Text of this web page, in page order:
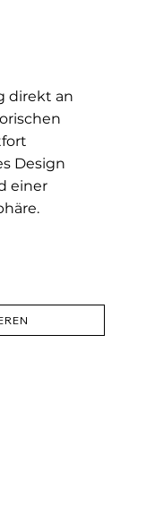
direkt an
Design
einer